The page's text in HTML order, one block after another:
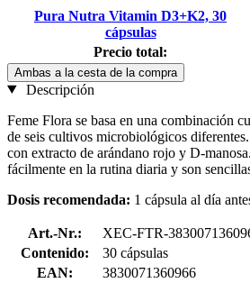
Pura Nutra Vitamin D3+K2, 30
cápsulas
Precio total:
Ambas a la cesta de la compra
Descripción
Feme Flora se basa en una combinación
de seis cultivos microbiológicos
con extracto de arándano rojo y D-
fácilmente en la rutina diaria y son
Dosis recomendada: 1 cápsula al día
Art.-Nr.:
XEC-FTR-
Contenido:
30 cápsulas
EAN:
3830071360966